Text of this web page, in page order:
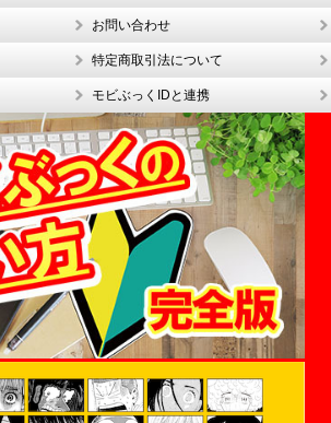
お問い合わせ
特定商取引法について
モビぶっくIDと連携